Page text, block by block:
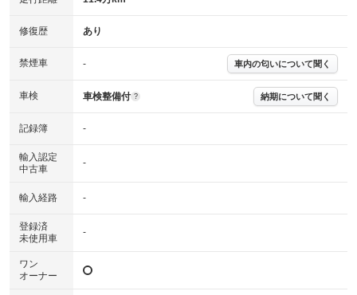
修復歴 あり
禁煙車 - 車内の匂いについて聞く
車検 車検整備付 ? 納期について聞く
記録簿 -
輸入認定
中古車
-
輸入経路 -
登録済
未使用車
-
ワン
オーナー